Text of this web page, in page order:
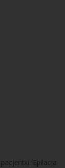
Epilacja